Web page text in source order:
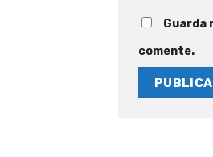
Guarda
comente.